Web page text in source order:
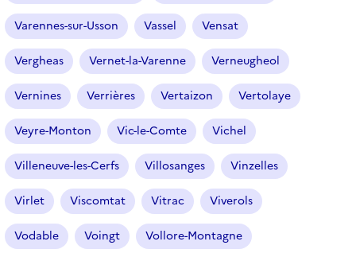
Varennes-sur-Usson Vassel Vensat
Vergheas Vernet-la-Varenne Verneugheol
Vernines Verrières Vertaizon Vertolaye
Veyre-Monton Vic-le-Comte Vichel
Villeneuve-les-Cerfs Villosanges Vinzelles
Virlet Viscomtat Vitrac Viverols
Vodable Voingt Vollore-Montagne